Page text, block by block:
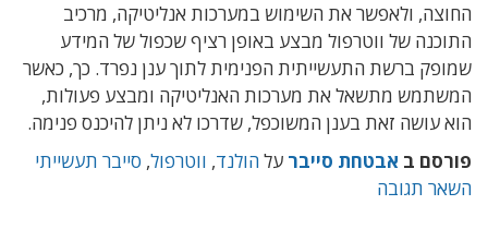
ולאפשר את השימוש במערכות אנליטיקה, מרכיב
של ווטרפול מבצע באופן רציף שכפול של המידע
ברשת התעשייתית הפנימית לתוך ענן נפרד. כך, כאשר
מתשאל את מערכות האנליטיקה ומבצע פעולות,
עושה זאת בענן המשוכפל, שדרכו לא ניתן להיכנס פנימה.
באבטחת סייבר עלהולנד,ווטרפול,סייבר תעשייתי
תגובה